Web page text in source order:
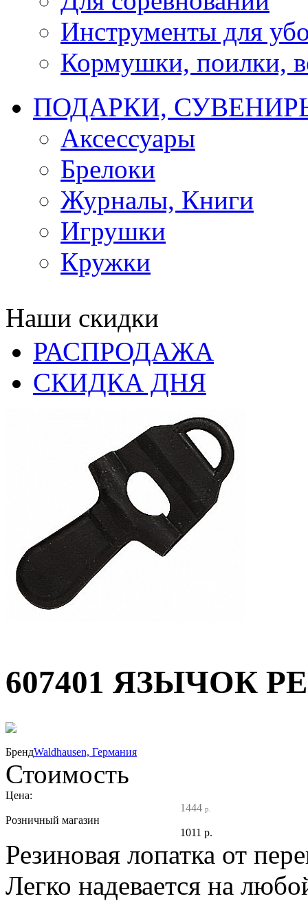
Инструменты для
Кормушки, поилки,
ПОДАРКИ,
Аксессуары
Брелоки
Журналы, Книги
Игрушки
Кружки
Наши скидки
РАСПРОДАЖА
СКИДКА ДНЯ
607401 ЯЗЫЧОК
30%
БрендWaldhausen, Германия
Стоимость
Цена:
Розничный магазин
1444 р.
1011 р.
Резиновая лопатка от
Легко надевается на